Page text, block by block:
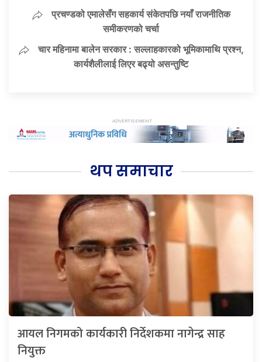
प्रचण्डको एमालेसँग सहकार्य संकेतपछि नयाँ राजनीतिक
समीकरणको चर्चा
चार महिनामा बालेन सरकार : सल्लाहकारको भूमिकामाथि प्रश्न,
कार्यशैलीलाई लिएर बढ्यो असन्तुष्टि
थप समाचार
आयल निगमको कार्यकारी निर्देशकमा नागेन्द्र साह
नियुक्त